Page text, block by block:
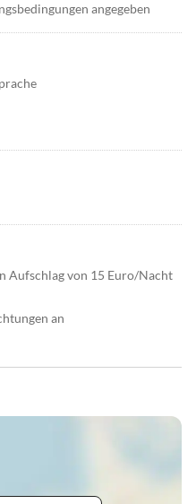
angegeben
Aufschlag von 15 Euro/Nacht
an